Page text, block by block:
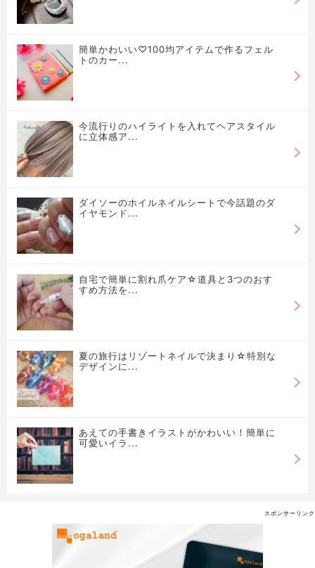
簡単かわいい♡100均アイテムで作るフェル
トのカー...
今流行りのハイライトを入れてヘアスタイル
に立体感ア...
ダイソーのホイルネイルシートで今話題のダ
イヤモンド...
自宅で簡単に割れ爪ケア☆道具と3つのおす
すめ方法を...
夏の旅行はリゾートネイルで決まり☆特別な
デザインに...
あえての手書きイラストがかわいい！簡単に
可愛いイラ...
スポンサーリンク